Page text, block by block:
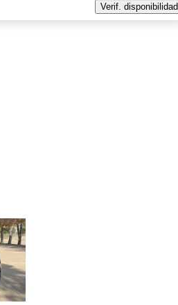
Verif. disponibilidad